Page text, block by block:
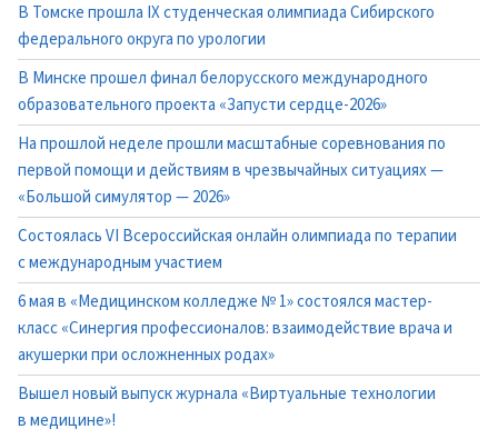
В Томске прошла IX студенческая олимпиада Сибирского
федерального округа по урологии
В Минске прошел финал белорусского международного
образовательного проекта «Запусти сердце-2026»
На прошлой неделе прошли масштабные соревнования по
первой помощи и действиям в чрезвычайных ситуациях —
«Большой симулятор — 2026»
Состоялась VI Всероссийская онлайн олимпиада по терапии
с международным участием
6 мая в «Медицинском колледже № 1» состоялся мастер-
класс «Синергия профессионалов: взаимодействие врача и
акушерки при осложненных родах»
Вышел новый выпуск журнала «Виртуальные технологии
в медицине»!